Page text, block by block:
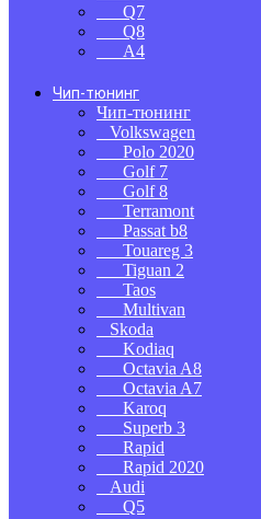
Q7
Q8
A4
Чип-тюнинг
Чип-тюнинг
Volkswagen
Polo 2020
Golf 7
Golf 8
Terramont
Passat b8
Touareg 3
Tiguan 2
Taos
Multivan
Skoda
Kodiaq
Octavia A8
Octavia A7
Karoq
Superb 3
Rapid
Rapid 2020
Audi
Q5